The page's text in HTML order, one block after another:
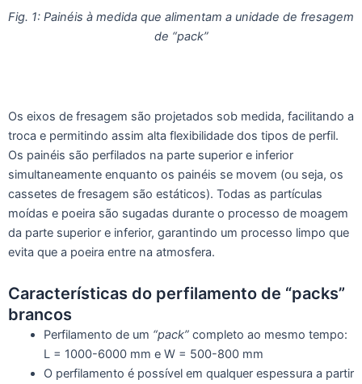
Fig. 1: Painéis à medida que alimentam a unidade de fresagem
de “pack”
Os eixos de fresagem são projetados sob medida, facilitando a
troca e permitindo assim alta flexibilidade dos tipos de perfil.
Os painéis são perfilados na parte superior e inferior
simultaneamente enquanto os painéis se movem (ou seja, os
cassetes de fresagem são estáticos). Todas as partículas
moídas e poeira são sugadas durante o processo de moagem
da parte superior e inferior, garantindo um processo limpo que
evita que a poeira entre na atmosfera.
Características do perfilamento de “packs”
brancos
Perfilamento de um “pack”completo ao mesmo tempo:
L = 1000-6000 mm e W = 500-800 mm
O perfilamento é possível em qualquer espessura a partir